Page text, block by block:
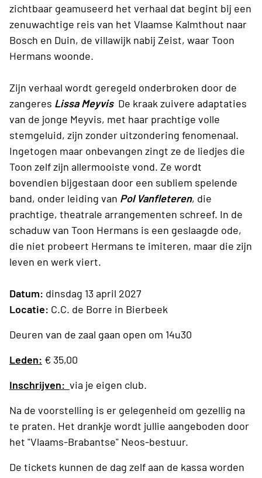
zichtbaar geamuseerd het verhaal dat begint bij een
zenuwachtige reis van het Vlaamse Kalmthout naar
Bosch en Duin, de villawijk nabij Zeist, waar Toon
Hermans woonde.
Zijn verhaal wordt geregeld onderbroken door de
zangeres Lissa Meyvis De kraak zuivere adaptaties
van de jonge Meyvis, met haar prachtige volle
stemgeluid, zijn zonder uitzondering fenomenaal.
Ingetogen maar onbevangen zingt ze de liedjes die
Toon zelf zijn allermooiste vond. Ze wordt
bovendien bijgestaan door een subliem spelende
band, onder leiding van Pol Vanfleteren, die
prachtige, theatrale arrangementen schreef. In de
schaduw van Toon Hermans is een geslaagde ode,
die niet probeert Hermans te imiteren, maar die zijn
leven en werk viert.
Datum: dinsdag 13 april 2027
Locatie: C.C. de Borre in Bierbeek
Deuren van de zaal gaan open om 14u30
Leden: € 35,00
Inschrijven: via je eigen club.
Na de voorstelling is er gelegenheid om gezellig na
te praten. Het drankje wordt jullie aangeboden door
het "Vlaams-Brabantse" Neos-bestuur.
De tickets kunnen de dag zelf aan de kassa worden